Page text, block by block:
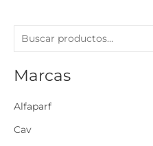
u
s
a
r
Marcas
Alfaparf
Cav